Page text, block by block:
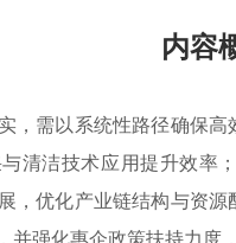
内容
，需以系统性路径确保
清洁技术应用提升效率
，优化产业链结构与资